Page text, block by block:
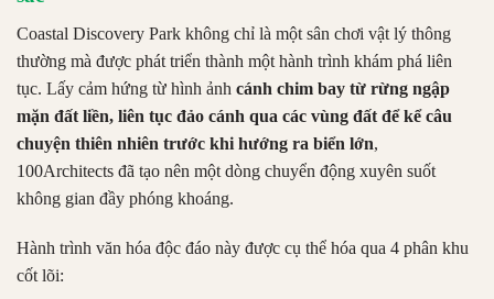
Coastal Discovery Park không chỉ là một sân chơi vật lý thông
thường mà được phát triển thành một hành trình khám phá liên
tục. Lấy cảm hứng từ hình ảnh cánh chim bay từ rừng ngập
mặn đất liền, liên tục đảo cánh qua các vùng đất để kể câu
chuyện thiên nhiên trước khi hướng ra biển lớn,
100Architects đã tạo nên một dòng chuyển động xuyên suốt
không gian đầy phóng khoáng.
Hành trình văn hóa độc đáo này được cụ thể hóa qua 4 phân khu
cốt lõi: